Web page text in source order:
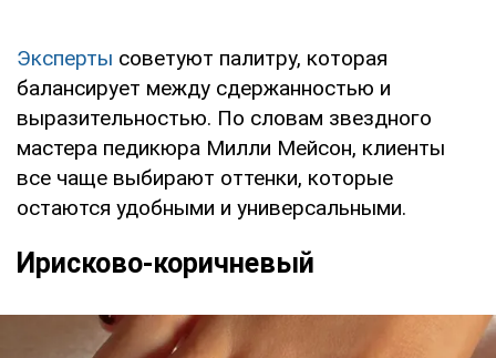
Эксперты советуют палитру, которая
балансирует между сдержанностью и
выразительностью. По словам звездного
мастера педикюра Милли Мейсон, клиенты
все чаще выбирают оттенки, которые
остаются удобными и универсальными.
Ирисково-коричневый